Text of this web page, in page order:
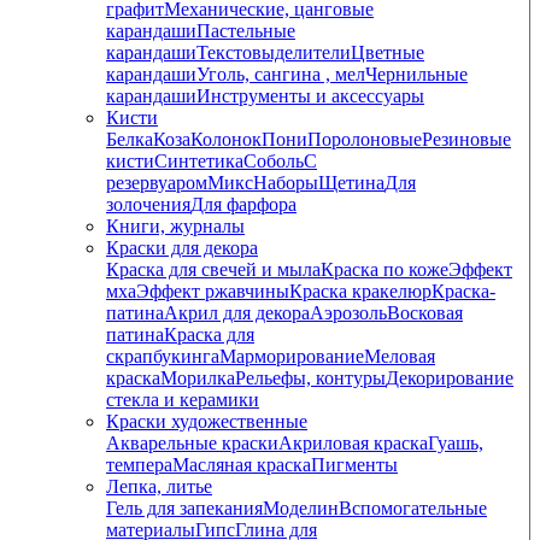
графитМеханические, цанговые
карандашиПастельные
карандашиТекстовыделителиЦветные
карандашиУголь, сангина , мелЧернильные
карандашиИнструменты и аксессуары
Кисти
БелкаКозаКолонокПониПоролоновыеРезиновые
кистиСинтетикаСобольС
резервуаромМиксНаборыЩетинаДля
золоченияДля фарфора
Книги, журналы
Краски для декора
Краска для свечей и мылаКраска по кожеЭффект
мхаЭффект ржавчиныКраска кракелюрКраска-
патинаАкрил для декораАэрозольВосковая
патинаКраска для
скрапбукингаМарморированиеМеловая
краскаМорилкаРельефы, контурыДекорирование
стекла и керамики
Краски художественные
Акварельные краскиАкриловая краскаГуашь,
темпераМасляная краскаПигменты
Лепка, литье
Гель для запеканияМоделинВспомогательные
материалыГипсГлина для